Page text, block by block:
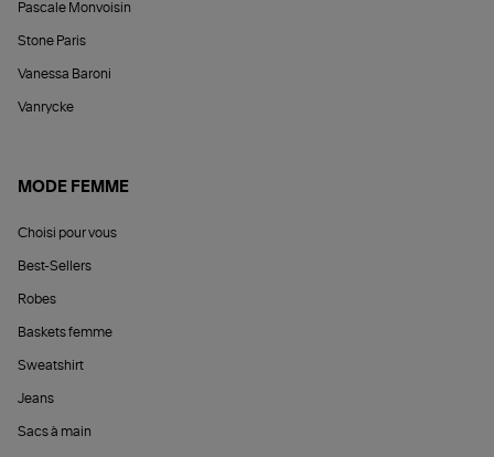
Pascale Monvoisin
Stone Paris
Vanessa Baroni
Vanrycke
MODE FEMME
Choisi pour vous
Best-Sellers
Robes
Baskets femme
Sweatshirt
Jeans
Sacs à main